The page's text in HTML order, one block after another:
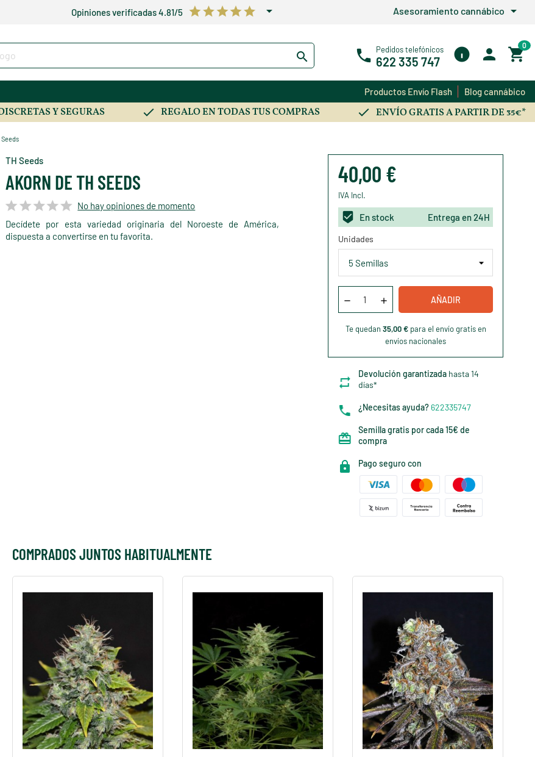
Opiniones verificadas 4.81/5 arrow_drop_down Asesoramiento cannábico arrow_drop_down
Pedidos telefónicos
622 335 747
0
Productos Envío Flash Blog cannábico
Y SEGURAS REGALO EN TODAS TUS COMPRAS ENVÍO GRATIS A PARTIR DE 35€*
TH Seeds
AKORN DE TH SEEDS
No hay opiniones de momento
Decídete por esta variedad originaria del Noroeste de América,
dispuesta a convertirse en tu favorita.
40,00 €
IVA Incl.
En stock Entrega en 24H
Unidades
AÑADIR
Te quedan 35,00 €para el envío gratis en
envíos nacionales
Devolución garantizada hasta 14
días*
¿Necesitas ayuda? 622335747
Semilla gratis por cada 15€ de
compra
Pago seguro con
COMPRADOS JUNTOS HABITUALMENTE